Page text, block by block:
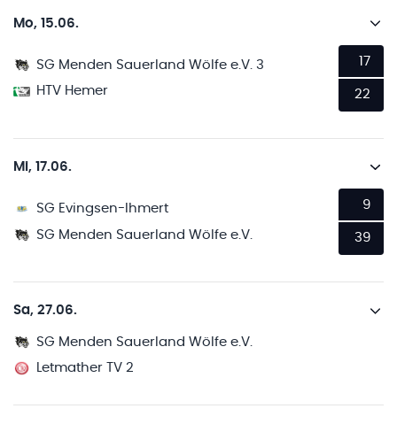
Mo, 15.06.
SG Menden Sauerland Wölfe e.V. 3
HTV Hemer
17
22
Mi, 17.06.
SG Evingsen-Ihmert
SG Menden Sauerland Wölfe e.V.
9
39
Sa, 27.06.
SG Menden Sauerland Wölfe e.V.
Letmather TV 2